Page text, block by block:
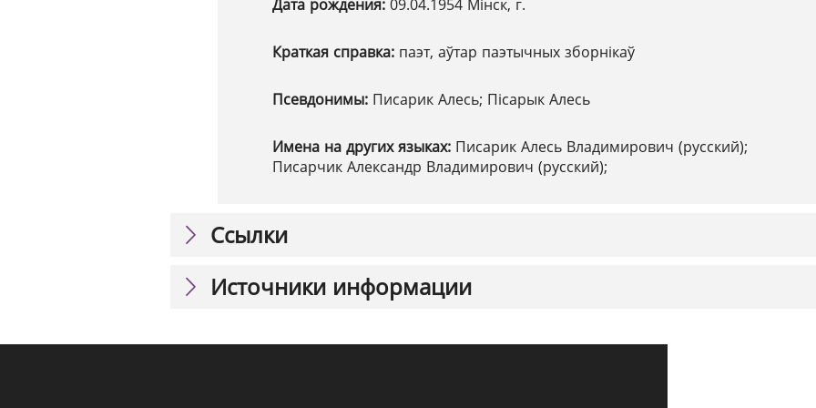
Дата рождения: 09.04.1954 Мінск, г.
Краткая справка: паэт, аўтар паэтычных зборнікаў
Псевдонимы: Писарик Алесь; Пісарык Алесь
Имена на других языках: Писарик Алесь Владимирович (русский);
Писарчик Александр Владимирович (русский);
Ссылки
Источники информации